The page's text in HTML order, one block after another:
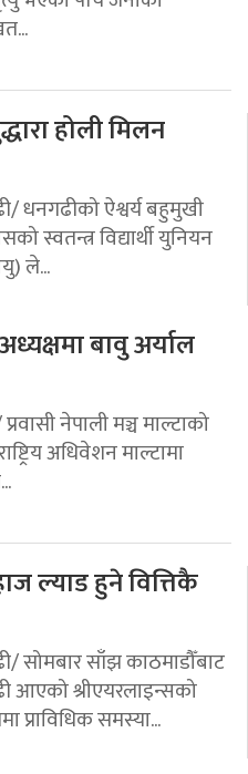
होली मिलन
धनगढीको ऐश्वर्य बहुमुखी
स्वतन्त्र विद्यार्थी युनियन
ले...
बावु अर्याल
नेपाली मञ्च माल्टाको
अधिवेशन माल्टामा
ल्याड हुने वित्तिकै
सोमबार साँझ काठमाडौँबाट
आएको श्रीएयरलाइन्सको
प्राविधिक समस्या...